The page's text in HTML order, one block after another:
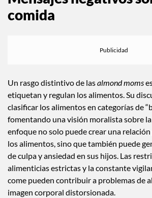
Mensajes negativos
comida
Un rasgo distintivo de lasalmond moms
etiquetan y regulan los alimentos. Su
clasificar los alimentos en categorías de
fomentando una visión moralista sobre
enfoque no solo puede crear una relación
los alimentos, sino que también puede
de culpa y ansiedad en sus hijos. Las
alimenticias estrictas y la constante
come pueden contribuir a problemas de